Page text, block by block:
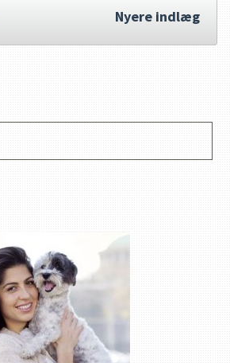
Nyere indlæg